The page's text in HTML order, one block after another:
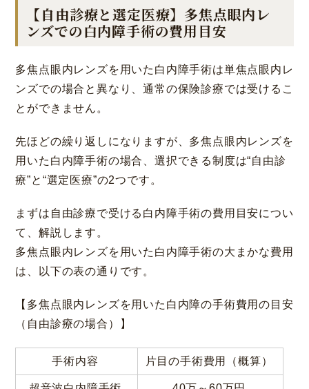
【自由診療と選定医療】多焦点眼内レ
ンズでの白内障手術の費用目安
多焦点眼内レンズを用いた白内障手術は単焦点眼内レ
ンズでの場合と異なり、通常の保険診療では受けるこ
とができません。
先ほどの繰り返しになりますが、多焦点眼内レンズを
用いた白内障手術の場合、選択できる制度は“自由診
療”と“選定医療”の2つです。
まずは自由診療で受ける白内障手術の費用目安につい
て、解説します。
多焦点眼内レンズを用いた白内障手術の大まかな費用
は、以下の表の通りです。
【多焦点眼内レンズを用いた白内障の手術費用の目安
（自由診療の場合）】
手術内容 片目の手術費用（概算）